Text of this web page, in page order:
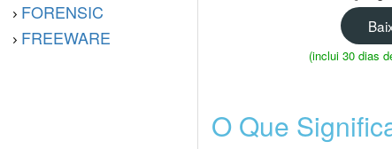
FORENSIC
FREEWARE
(inclui 30 dias
O Que